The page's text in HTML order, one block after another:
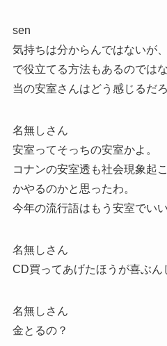
sen
気持ちは分からんではないが
で役立てる方法もあるのでは
当の安室さんはどう感じるだろ
名無しさん
安室ってそっちの安室かよ。
コナンの安室透も社会現象起
かやるのかと思ったわ。
今年の流行語はもう安室でい
名無しさん
CD買ってあげたほうが喜ぶん
名無しさん
金とるの？